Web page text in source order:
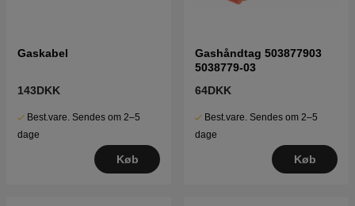
Gaskabel
143DKK
Best.vare. Sendes om 2–5
dage
Køb
Gashåndtag 503877903
5038779-03
64DKK
Best.vare. Sendes om 2–5
dage
Køb